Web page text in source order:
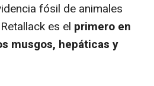
fósil de animales
es el primero en
musgos, hepáticas y